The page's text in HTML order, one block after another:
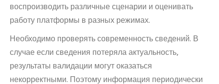
воспроизводить различные сценарии и оценивать
работу платформы в разных режимах.
Необходимо проверять современность сведений. В
случае если сведения потеряла актуальность,
результаты валидации могут оказаться
некорректными. Поэтому информация периодически